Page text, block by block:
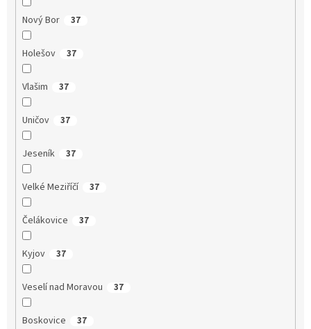
Nový Bor 37
Holešov 37
Vlašim 37
Uničov 37
Jeseník 37
Velké Meziříčí 37
Čelákovice 37
Kyjov 37
Veselí nad Moravou 37
Boskovice 37